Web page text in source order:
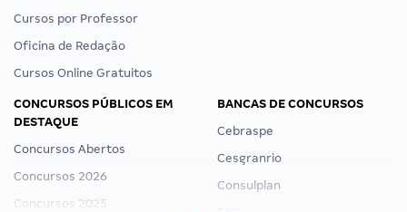
Cursos por Professor
Oficina de Redação
Cursos Online Gratuitos
CONCURSOS PÚBLICOS EM
DESTAQUE
Concursos Abertos
Concursos 2026
Concursos 2025
BANCAS DE CONCURSOS
Cebraspe
Cesgranrio
Consulplan